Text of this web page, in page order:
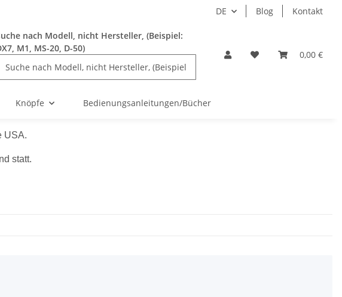
DE Blog Kontakt
nach Modell, nicht Hersteller, (Beispiel:
M1, MS-20, D-50)
0,00 €
Knöpfe Bedienungsanleitungen/Bücher
USA.
statt.